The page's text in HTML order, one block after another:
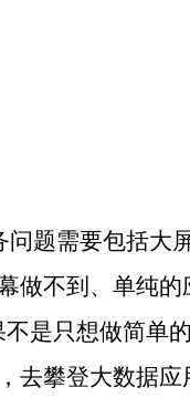
题需要包括大
做不到、单纯
是只想做简单
去攀登大数据